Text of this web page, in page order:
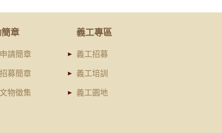
章
請簡章
募簡章
物徵集
義工專區
義工招募
義工培訓
義工園地